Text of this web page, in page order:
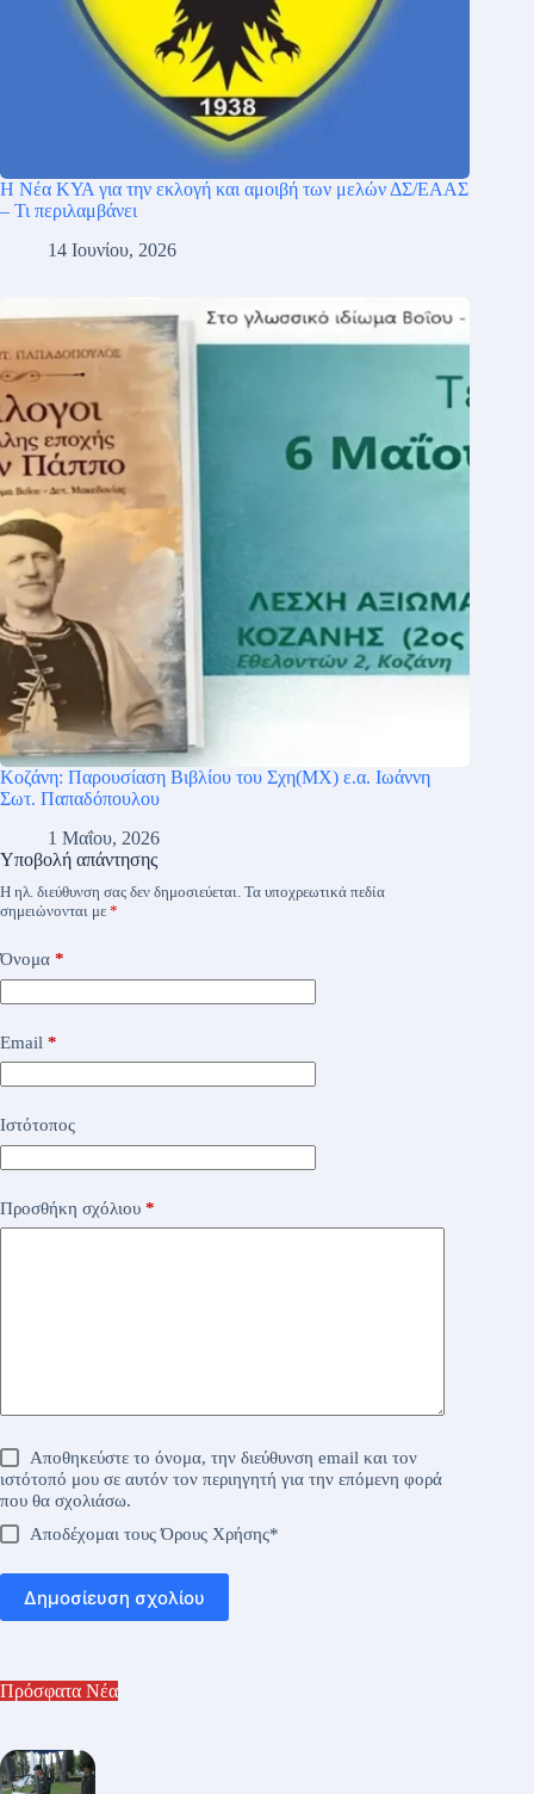
Η Νέα ΚΥΑ για την εκλογή και αμοιβή των μελών ΔΣ/ΕΑΑΣ
– Τι περιλαμβάνει
14 Ιουνίου, 2026
Κοζάνη: Παρουσίαση Βιβλίου του Σχη(ΜΧ) ε.α. Ιωάννη
Σωτ. Παπαδόπουλου
1 Μαΐου, 2026
Υποβολή απάντησης
Η ηλ. διεύθυνση σας δεν δημοσιεύεται. Τα υποχρεωτικά πεδία
σημειώνονται με *
Όνομα *
Email *
Ιστότοπος
Προσθήκη σχόλιου *
Αποθηκεύστε το όνομα, την διεύθυνση email και τον
ιστότοπό μου σε αυτόν τον περιηγητή για την επόμενη φορά
που θα σχολιάσω.
Αποδέχομαι τουςΌρους Χρήσης*
Δημοσίευση σχολίου
Πρόσφατα Νέα